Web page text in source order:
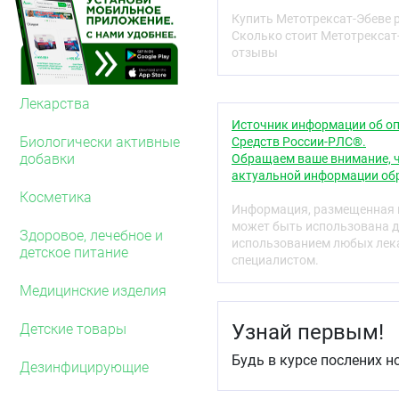
Лекарства
Биологически активные
добавки
Косметика
Здоровое, лечебное и
детское питание
Медицинские изделия
Детские товары
Дезинфицирующие
большинстве
роста злокачественных
ткани.
синовиоцитов),
(интерлейкин (ИЛ)-1,
У пациентов с
симптомы воспаления
ограниченное
При псориазе
бляшках по сравнению
различие в
метотрексата для
Купить Метотрексат-
Сколько стоит
отзывы
Источник информации об
Средств России-РЛС®.
Обращаем ваше внимание,
актуальной информации
Информация, размещенная
может быть использована
использованием любых
специалистом.
Узнай первым!
Будь в курсе послених